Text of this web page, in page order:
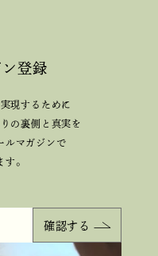
ン登録
現するために
の裏側と真実を
ルマガジンで
す。